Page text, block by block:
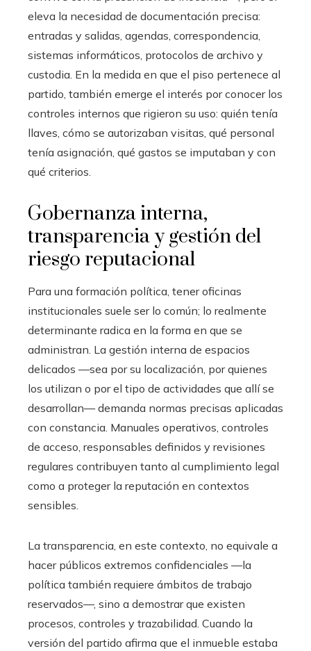
eleva la necesidad de documentación precisa:
entradas y salidas, agendas, correspondencia,
sistemas informáticos, protocolos de archivo y
custodia. En la medida en que el piso pertenece al
partido, también emerge el interés por conocer los
controles internos que rigieron su uso: quién tenía
llaves, cómo se autorizaban visitas, qué personal
tenía asignación, qué gastos se imputaban y con
qué criterios.
Gobernanza interna,
transparencia y gestión del
riesgo reputacional
Para una formación política, tener oficinas
institucionales suele ser lo común; lo realmente
determinante radica en la forma en que se
administran. La gestión interna de espacios
delicados —sea por su localización, por quienes
los utilizan o por el tipo de actividades que allí se
desarrollan— demanda normas precisas aplicadas
con constancia. Manuales operativos, controles
de acceso, responsables definidos y revisiones
regulares contribuyen tanto al cumplimiento legal
como a proteger la reputación en contextos
sensibles.
La transparencia, en este contexto, no equivale a
hacer públicos extremos confidenciales —la
política también requiere ámbitos de trabajo
reservados—, sino a demostrar que existen
procesos, controles y trazabilidad. Cuando la
versión del partido afirma que el inmueble estaba